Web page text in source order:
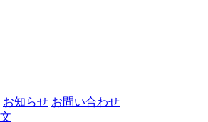
お知らせ お問い合わせ